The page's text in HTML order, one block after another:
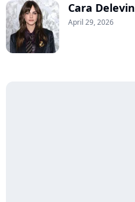
Cara
April 29, 2026